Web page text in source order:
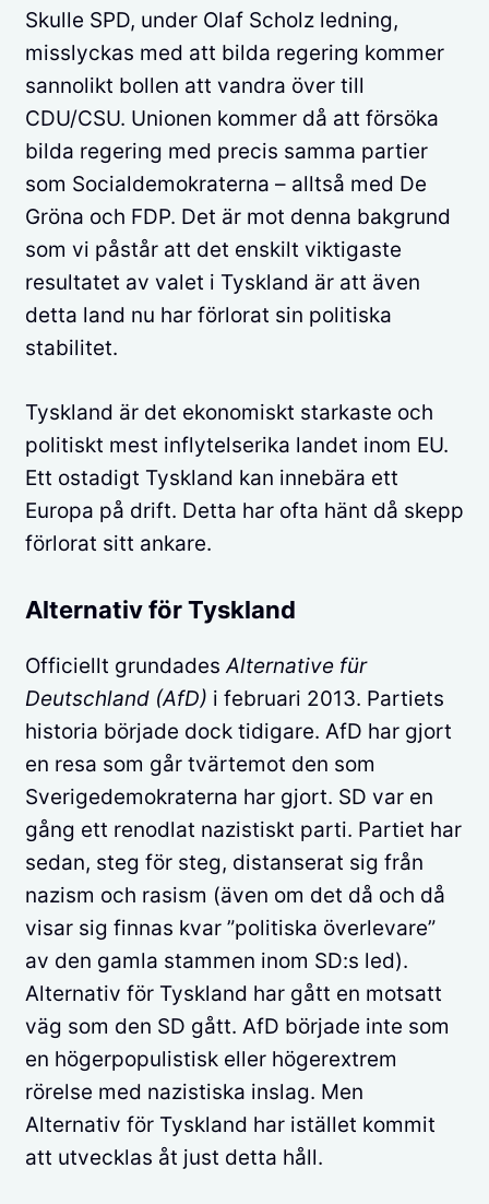
Skulle SPD, under Olaf Scholz ledning,
misslyckas med att bilda regering kommer
sannolikt bollen att vandra över till
CDU/CSU. Unionen kommer då att försöka
bilda regering med precis samma partier
som Socialdemokraterna – alltså med De
Gröna och FDP. Det är mot denna bakgrund
som vi påstår att det enskilt viktigaste
resultatet av valet i Tyskland är att även
detta land nu har förlorat sin politiska
stabilitet.
Tyskland är det ekonomiskt starkaste och
politiskt mest inflytelserika landet inom EU.
Ett ostadigt Tyskland kan innebära ett
Europa på drift. Detta har ofta hänt då skepp
förlorat sitt ankare.
Alternativ för Tyskland
Officiellt grundadesAlternative für
Deutschland (AfD) i februari 2013. Partiets
historia började dock tidigare. AfD har gjort
en resa som går tvärtemot den som
Sverigedemokraterna har gjort. SD var en
gång ett renodlat nazistiskt parti. Partiet har
sedan, steg för steg, distanserat sig från
nazism och rasism (även om det då och då
visar sig finnas kvar ”politiska överlevare”
av den gamla stammen inom SD:s led).
Alternativ för Tyskland har gått en motsatt
väg som den SD gått. AfD började inte som
en högerpopulistisk eller högerextrem
rörelse med nazistiska inslag. Men
Alternativ för Tyskland har istället kommit
att utvecklas åt just detta håll.